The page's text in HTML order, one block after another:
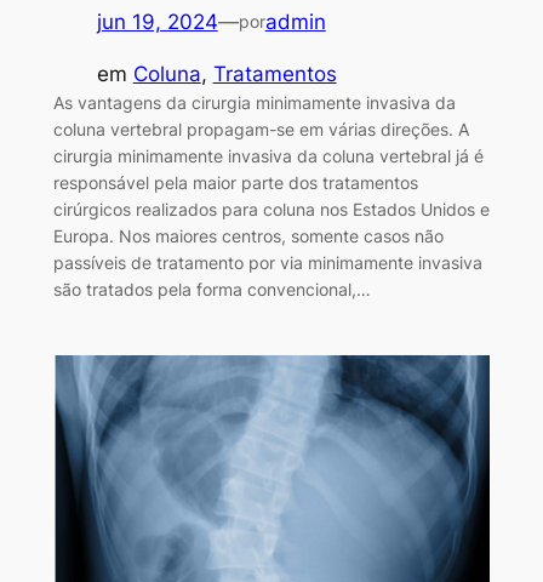
jun 19, 2024—poradmin
em Coluna, Tratamentos
As vantagens da cirurgia minimamente invasiva da
coluna vertebral propagam-se em várias direções. A
cirurgia minimamente invasiva da coluna vertebral já é
responsável pela maior parte dos tratamentos
cirúrgicos realizados para coluna nos Estados Unidos e
Europa. Nos maiores centros, somente casos não
passíveis de tratamento por via minimamente invasiva
são tratados pela forma convencional,…